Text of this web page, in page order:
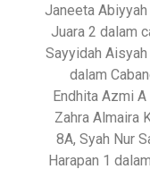
Janeeta
Juara 2 dalam
Sayyidah
dalam
Endhita Azmi
Zahra Almaira
8A, Syah Nur
Harapan 1